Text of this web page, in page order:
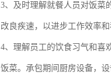
3、及时理解就餐人员对饭菜
改良疾速，以进步工作效率和
4、理解员工的饮食习气和喜
饭菜。承包期间厨房设备，